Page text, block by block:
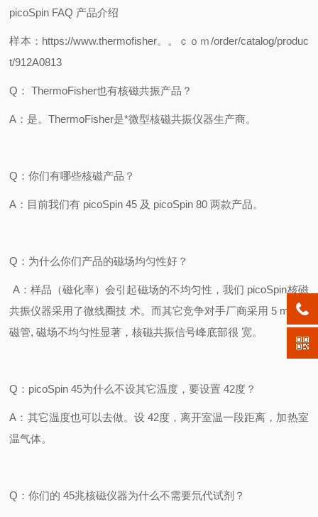
picoSpin FAQ 产品介绍
样本： https://www.thermofisher。。ｃｏｍ/order/catalog/produc
t/912A0813
Q ： ThermoFisher也有核磁共振产品？
A ：是。ThermoFisher是*微型核磁共振仪器生产商。
Q ：你们有哪些核磁产品？
A ：目前我们有 picoSpin 45 及 picoSpin 80两款产品。
Q ：为什么你们产品的磁场均匀性好？
A：样品（磁化率）会引起磁场的不均匀性，我们 picoSpin核磁
共振仪器采用了微线圈技 术。而其它竞争对手厂商采用 5 mm核
磁管,磁场不均匀性显著，核磁共振信号峰底部很 宽。
Q ： picoSpin 45为什么不设其它温度，要设置 42度？
A ：其它温度也可以去做。设 42度，离开室温一段距离，加热室
温气体。
Q ：你们的 45兆核磁仪器为什么不需要氘代试剂？